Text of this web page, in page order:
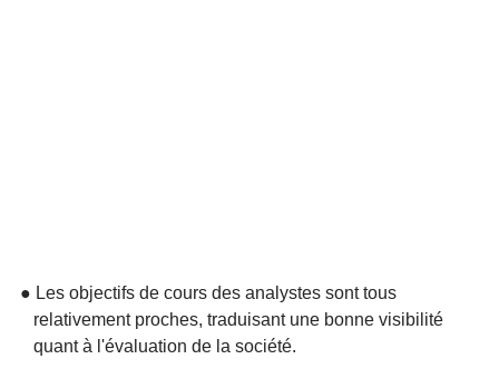
● Les objectifs de cours des analystes sont tous
relativement proches, traduisant une bonne visibilité
quant à l'évaluation de la société.